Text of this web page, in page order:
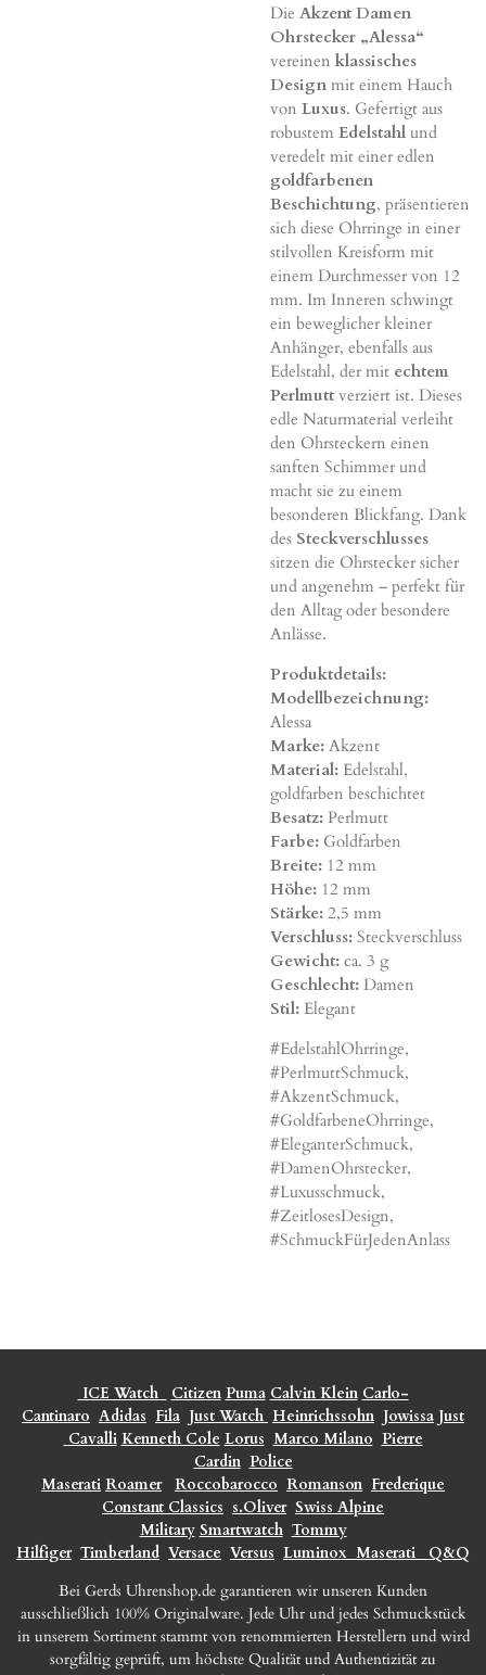
Die Akzent Damen
Ohrstecker „Alessa“
vereinen klassisches
Design mit einem Hauch
von Luxus. Gefertigt aus
robustem Edelstahl und
veredelt mit einer edlen
goldfarbenen
Beschichtung, präsentieren
sich diese Ohrringe in einer
stilvollen Kreisform mit
einem Durchmesser von 12
mm. Im Inneren schwingt
ein beweglicher kleiner
Anhänger, ebenfalls aus
Edelstahl, der mit echtem
Perlmutt verziert ist. Dieses
edle Naturmaterial verleiht
den Ohrsteckern einen
sanften Schimmer und
macht sie zu einem
besonderen Blickfang. Dank
des Steckverschlusses
sitzen die Ohrstecker sicher
und angenehm – perfekt für
den Alltag oder besondere
Anlässe.
Produktdetails:
Modellbezeichnung:
Alessa
Marke: Akzent
Material: Edelstahl,
goldfarben beschichtet
Besatz: Perlmutt
Farbe: Goldfarben
Breite: 12 mm
Höhe: 12 mm
Stärke: 2,5 mm
Verschluss: Steckverschluss
Gewicht: ca. 3 g
Geschlecht: Damen
Stil: Elegant
#EdelstahlOhrringe,
#PerlmuttSchmuck,
#AkzentSchmuck,
#GoldfarbeneOhrringe,
#EleganterSchmuck,
#DamenOhrstecker,
#Luxusschmuck,
#ZeitlosesDesign,
#SchmuckFürJedenAnlass
ICE Watch Citizen Puma Calvin Klein Carlo-
Cantinaro Adidas Fila Just Watch Heinrichssohn Jowissa Just
Cavalli Kenneth Cole Lorus Marco Milano Pierre
Cardin Police
Maserati Roamer Roccobarocco Romanson Frederique
Constant Classics s.Oliver Swiss Alpine
Military Smartwatch Tommy
Hilfiger Timberland Versace Versus Luminox Maserati
Q&Q
Bei Gerds Uhrenshop.de garantieren wir unseren Kunden
ausschließlich 100% Originalware. Jede Uhr und jedes Schmuckstück
in unserem Sortiment stammt von renommierten Herstellern und wird
sorgfältig geprüft, um höchste Qualität und Authentizität zu